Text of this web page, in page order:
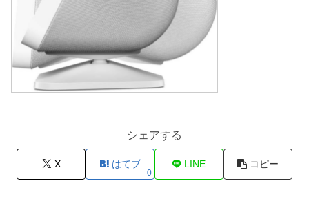
シェアする
X はてブ
0
LINE コピー